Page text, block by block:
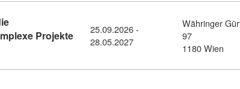
Projekte
- Vorbereitung auf die Befähigungsprüfung (Modul 2:
25.09.2026 -
28.05.2027
Währinger
97
1180 Wien